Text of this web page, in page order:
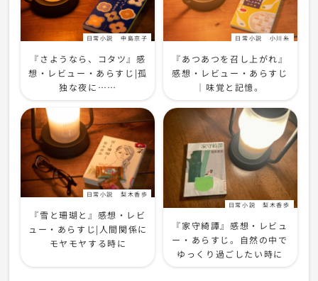
日常小説 中島京子
『さようなら、コタツ』感
想・レビュー・あらすじ|孤
独な夜に……
日常小説 小川糸
『あつあつを召し上がれ』
感想・レビュー・あらすじ
｜味覚と記憶。
日常小説 梨木香歩
『雪と珊瑚と』感想・レビ
ュー・あらすじ|人間関係に
モヤモヤする時に
日常小説 梨木香歩
『家守綺譚』感想・レビュ
ー・あらすじ。自然の中で
ゆっくり過ごしたい時に